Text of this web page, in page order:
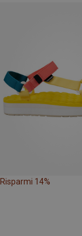
Risparmi 14%